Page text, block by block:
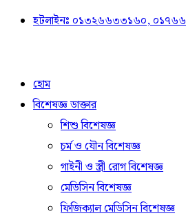
হটলাইনঃ ০১৩২৬৬৩৩১৬০,
হোম
বিশেষজ্ঞ ডাক্তার
শিশু বিশেষজ্ঞ
চর্ম ও যৌন বিশেষজ্ঞ
গাইনী ও স্ত্রী রোগ বিশেষজ্ঞ
মেডিসিন বিশেষজ্ঞ
ফিজিক্যাল মেডিসিন বিশেষজ্ঞ